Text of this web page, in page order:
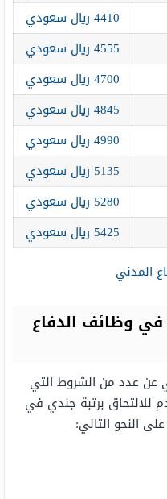
4410 ريال سعودي
4555 ريال سعودي
4700 ريال سعودي
4845 ريال سعودي
4990 ريال سعودي
5135 ريال سعودي
5280 ريال سعودي
5425 ريال سعودي
المدني
وظائف الدفاع
عن عدد من الشروط التي
للالتحاق برتبة جندي في
النحو التالي: